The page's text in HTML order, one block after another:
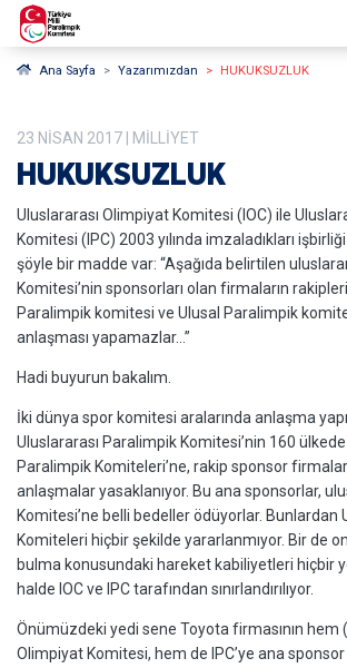
Ana Sayfa Yazarımızdan HUKUKSUZLUK
23 NISAN 2017 | MILLIYET
HUKUKSUZLUK
Uluslararası Olimpiyat Komitesi (IOC) ile
Komitesi (IPC) 2003 yılında imzaladıkları
şöyle bir madde var: “Aşağıda belirtilen
Komitesi’nin sponsorları olan firmaların
Paralimpik komitesi ve Ulusal Paralimpik
anlaşması yapamazlar…”
Hadi buyurun bakalım.
İki dünya spor komitesi aralarında anlaşma
Uluslararası Paralimpik Komitesi’nin 160 ülkede
Paralimpik Komiteleri’ne, rakip sponsor
anlaşmalar yasaklanıyor. Bu ana sponsorlar,
Komitesi’ne belli bedeller ödüyorlar. Bunlardan
Komiteleri hiçbir şekilde yararlanmıyor. Bir de
bulma konusundaki hareket kabiliyetleri hiçbir
halde IOC ve IPC tarafından sınırlandırılıyor.
Önümüzdeki yedi sene Toyota firmasının hem
Olimpiyat Komitesi, hem de IPC’ye ana sponsor